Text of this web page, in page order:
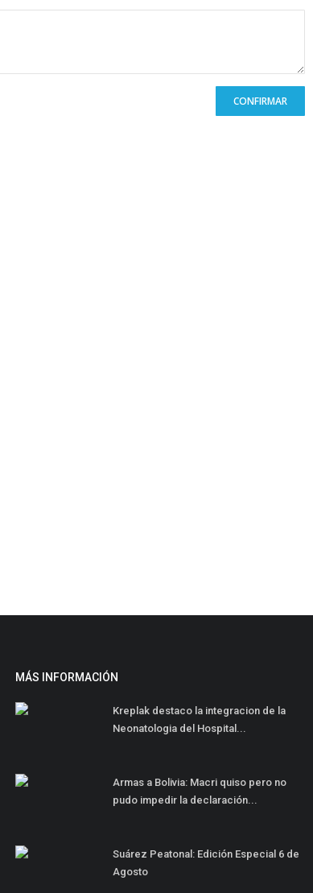
CONFIRMAR
MÁS INFORMACIÓN
Kreplak destaco la integracion de la
Neonatologia del Hospital...
Armas a Bolivia: Macri quiso pero no
pudo impedir la declaración...
Suárez Peatonal: Edición Especial 6 de
Agosto